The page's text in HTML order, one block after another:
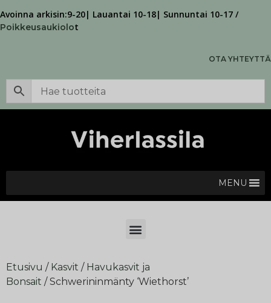
Avoinna arkisin:9-20| Lauantai 10-18| Sunnuntai 10-17 /
Poikkeusaukiolot
OTA YHTEYTTÄ
MENU
Etusivu / Kasvit / Havukasvit ja
Bonsait / Schwerininmänty ‘Wiethorst’